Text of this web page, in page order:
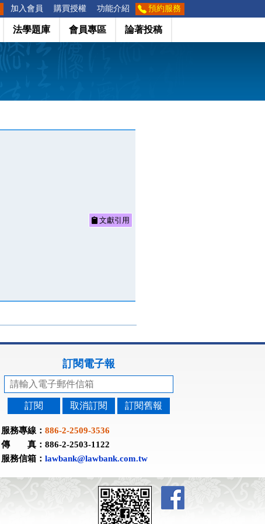
加入會員 購買授權 功能介紹 預約服務
法學題庫 會員專區 論著投稿
文獻引用
訂閱電子報
訂閱 取消訂閱 訂閱舊報
服務專線： 886-2-2509-3536
傳 真：886-2-2503-1122
服務信箱： lawbank@lawbank.com.tw